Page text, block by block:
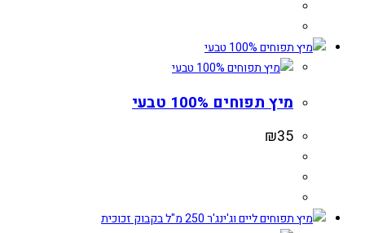
מיץ תפוחים 100% טבעי
₪35